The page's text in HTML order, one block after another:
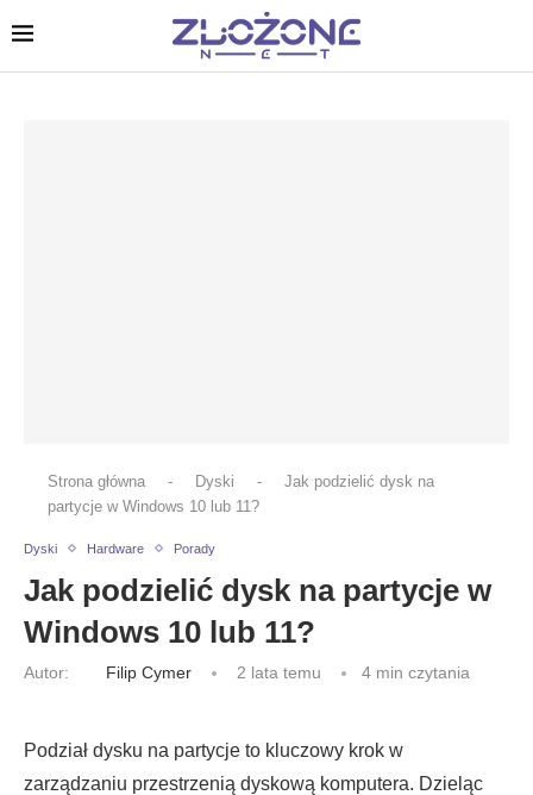
Strona główna - Dyski -
Jak podzielić dysk na
partycje w Windows 10 lub 11?
Dyski Hardware Porady
Jak podzielić dysk na partycje w
Windows 10 lub 11?
Autor: Filip Cymer 2 lata temu 4 min czytania
Podział dysku na partycje to kluczowy krok w
zarządzaniu przestrzenią dyskową komputera. Dzieląc